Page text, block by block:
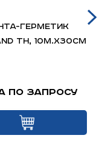
ГЕРМЕТИК
ТН, 10м.х30см
по запросу